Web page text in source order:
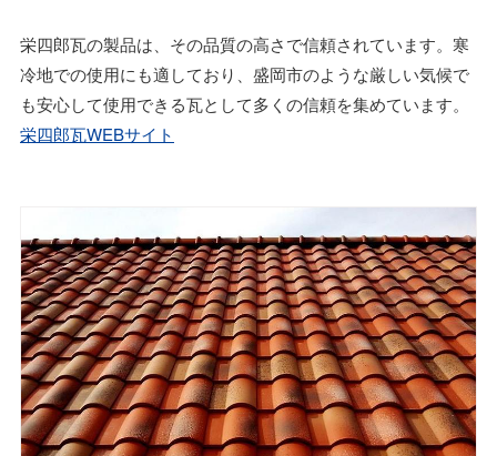
栄四郎瓦の製品は、その品質の高さで信頼されています。寒
冷地での使用にも適しており、盛岡市のような厳しい気候で
も安心して使用できる瓦として多くの信頼を集めています。
栄四郎瓦WEBサイト